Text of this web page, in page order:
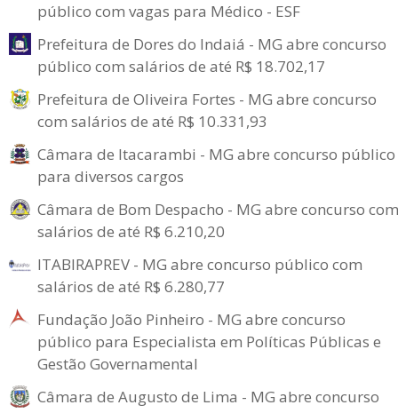
público com vagas para Médico - ESF
Prefeitura de Dores do Indaiá - MG abre concurso
público com salários de até R$ 18.702,17
Prefeitura de Oliveira Fortes - MG abre concurso
com salários de até R$ 10.331,93
Câmara de Itacarambi - MG abre concurso público
para diversos cargos
Câmara de Bom Despacho - MG abre concurso com
salários de até R$ 6.210,20
ITABIRAPREV - MG abre concurso público com
salários de até R$ 6.280,77
Fundação João Pinheiro - MG abre concurso
público para Especialista em Políticas Públicas e
Gestão Governamental
Câmara de Augusto de Lima - MG abre concurso